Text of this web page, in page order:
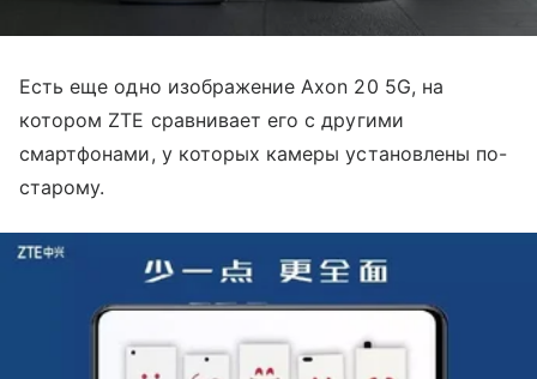
Есть еще одно изображение Axon 20 5G, на
котором ZTE сравнивает его с другими
смартфонами, у которых камеры установлены по-
старому.